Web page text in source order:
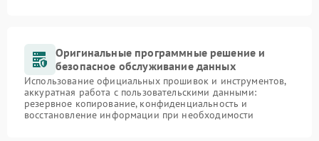
Оригинальные программные решение и
безопасное обслуживание данных
Использование официальных прошивок и инструментов,
аккуратная работа с пользовательскими данными:
резервное копирование, конфиденциальность и
восстановление информации при необходимости